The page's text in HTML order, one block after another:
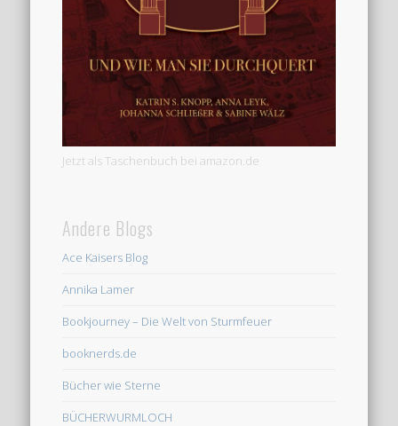
Jetzt als Taschenbuch bei amazon.de
Andere Blogs
Ace Kaisers Blog
Annika Lamer
Bookjourney – Die Welt von Sturmfeuer
booknerds.de
Bücher wie Sterne
BÜCHERWURMLOCH